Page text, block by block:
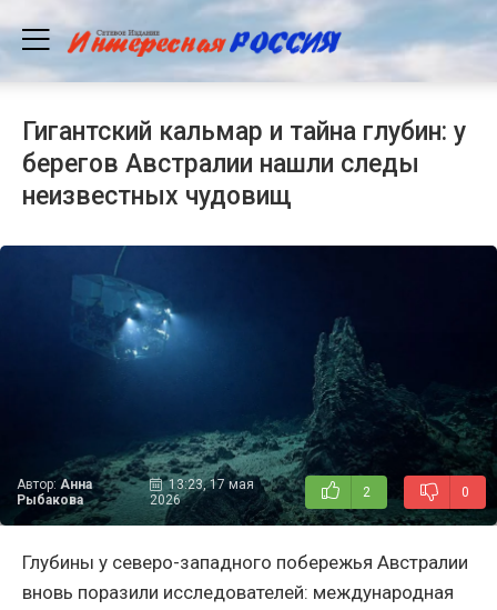
Гигантский кальмар и тайна глубин: у
берегов Австралии нашли следы
неизвестных чудовищ
Автор: Анна
Рыбакова
13:23, 17 мая
2026
2 0
Глубины у северо-западного побережья Австралии
вновь поразили исследователей: международная